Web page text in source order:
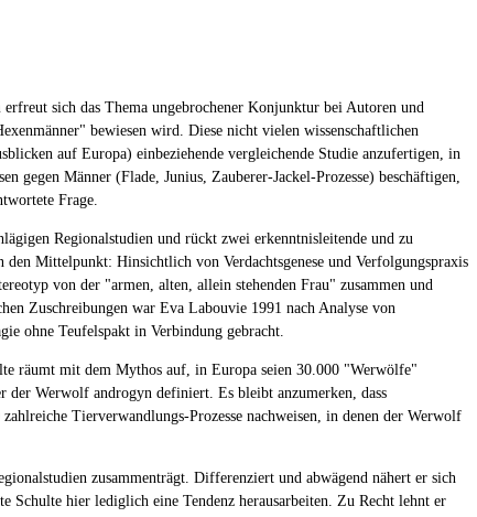
sich das Thema ungebrochener Konjunktur bei Autoren und
bewiesen wird. Diese nicht vielen wissenschaftlichen
auf Europa) einbeziehende vergleichende Studie anzufertigen, in
Männer (Flade, Junius, Zauberer-Jackel-Prozesse) beschäftigen,
Frage.
Regionalstudien und rückt zwei erkenntnisleitende und zu
Mittelpunkt: Hinsichtlich von Verdachtsgenese und Verfolgungspraxis
von der "armen, alten, allein stehenden Frau" zusammen und
Zuschreibungen war Eva Labouvie 1991 nach Analyse von
ohne Teufelspakt in Verbindung gebracht.
räumt mit dem Mythos auf, in Europa seien 30.000 "Werwölfe"
der Werwolf androgyn definiert. Es bleibt anzumerken, dass
Tierverwandlungs-Prozesse nachweisen, in denen der Werwolf
zusammenträgt. Differenziert und abwägend nähert er sich
Schulte hier lediglich eine Tendenz herausarbeiten. Zu Recht lehnt er